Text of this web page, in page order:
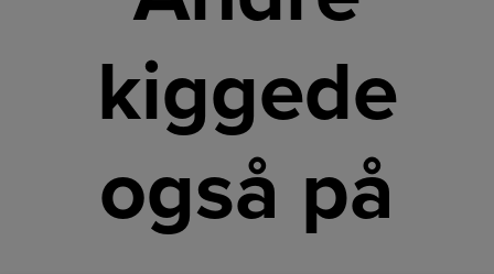
kiggede
også på